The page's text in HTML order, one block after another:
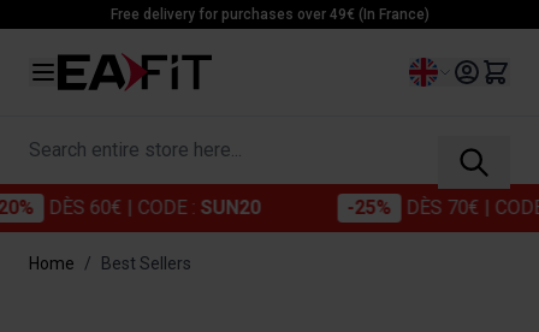
Skip to ContentFree delivery for purchases over 49€ (In France)
Language
Search entire store here...
60€| CODE :SUN20 DÈS 70€| CODE :
Home / Best Sellers